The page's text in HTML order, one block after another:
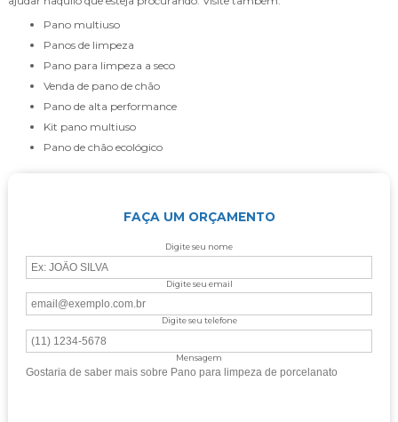
pano multiuso
panos de limpeza
pano para limpeza a seco
venda de pano de chão
pano de alta performance
kit pano multiuso
pano de chão ecológico
FAÇA UM ORÇAMENTO
Digite seu nome
Digite seu email
Digite seu telefone
Mensagem